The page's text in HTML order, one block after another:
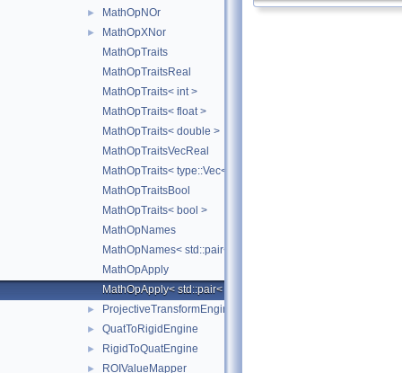
► MathOpNOr
►
MathOpXNor
MathOpTraits
MathOpTraitsReal
MathOpTraits< int >
MathOpTraits< float >
MathOpTraits< double >
MathOpTraitsVecReal
MathOpTraits< type::Vec< N, Real > >
MathOpTraitsBool
MathOpTraits< bool >
MathOpNames
MathOpNames< std::pair< TOps1, TOps2 > >
MathOpApply
MathOpApply< std::pair< TOps1, TOps2 > >
► ProjectiveTransformEngine
► QuatToRigidEngine
► RigidToQuatEngine
► ROIValueMapper